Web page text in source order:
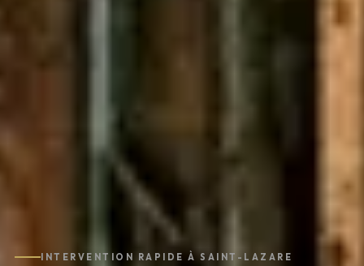
INTERVENTION RAPIDE À SAINT-LAZARE